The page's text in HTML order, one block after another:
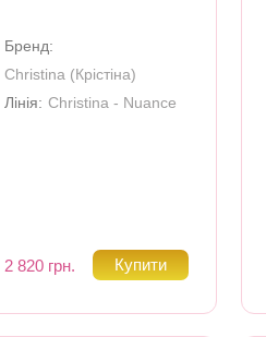
Бренд:
Christina (Крiстiна)
Лінія: Christina - Nuance
2 820 грн.